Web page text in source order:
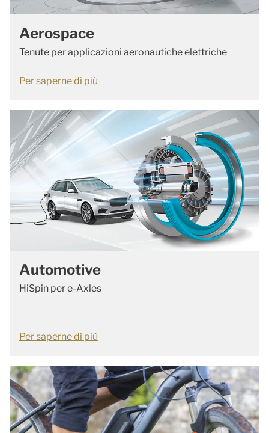
Aerospace
Tenute per applicazioni aeronautiche elettriche
Per saperne di più
Automotive
HiSpin per e-Axles
Per saperne di più